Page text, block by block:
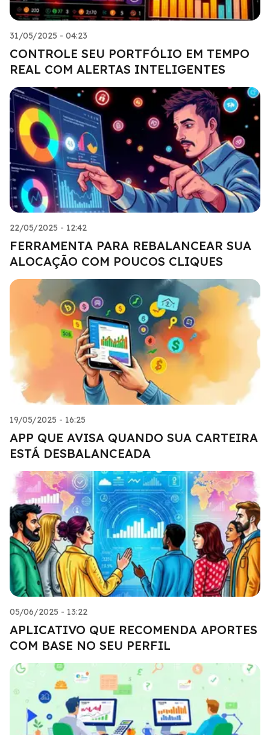
31/05/2025 - 04:23
CONTROLE SEU PORTFÓLIO EM TEMPO
REAL COM ALERTAS INTELIGENTES
22/05/2025 - 12:42
FERRAMENTA PARA REBALANCEAR SUA
ALOCAÇÃO COM POUCOS CLIQUES
19/05/2025 - 16:25
APP QUE AVISA QUANDO SUA CARTEIRA
ESTÁ DESBALANCEADA
05/06/2025 - 13:22
APLICATIVO QUE RECOMENDA APORTES
COM BASE NO SEU PERFIL